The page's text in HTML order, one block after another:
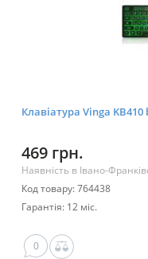
Клавіатура Vinga KB410
469 грн.
Наявність в Івано-
Код товару: 764438
Гарантія: 12 міс.
0